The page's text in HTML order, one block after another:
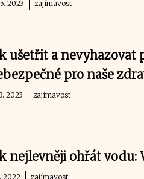
2023 zajímavost
ušetřit a nevyhazovat
pro naše
2023 zajímavost
nejlevněji ohřát vodu:
2022 zajímavost